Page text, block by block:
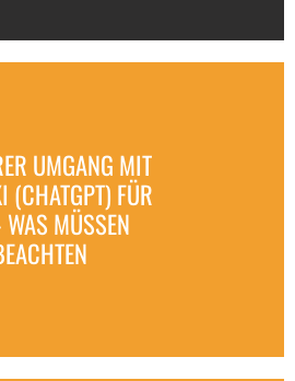
UMGANG MIT
(CHATGPT) FÜR
MÜSSEN